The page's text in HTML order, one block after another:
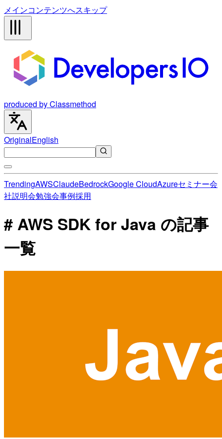
メインコンテンツへスキップ
produced by Classmethod
OriginalEnglish
TrendingAWSClaudeBedrockGoogle CloudAzureセミナー会
社説明会勉強会事例採用
# AWS SDK for Java の記事
一覧